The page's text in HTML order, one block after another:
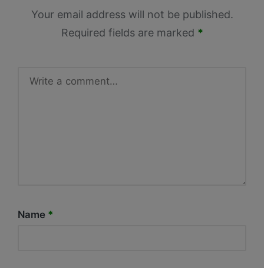
Your email address will not be published.
Required fields are marked *
Name *